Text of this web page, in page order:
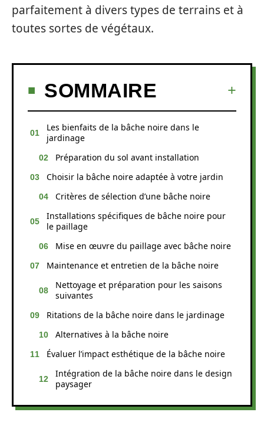
parfaitement à divers types de terrains et à
toutes sortes de végétaux.
SOMMAIRE
Les bienfaits de la bâche noire dans le
jardinage
Préparation du sol avant installation
Choisir la bâche noire adaptée à votre jardin
Critères de sélection d’une bâche noire
Installations spécifiques de bâche noire pour
le paillage
Mise en œuvre du paillage avec bâche noire
Maintenance et entretien de la bâche noire
Nettoyage et préparation pour les saisons
suivantes
Ritations de la bâche noire dans le jardinage
Alternatives à la bâche noire
Évaluer l’impact esthétique de la bâche noire
Intégration de la bâche noire dans le design
paysager